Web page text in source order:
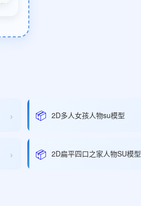
› 📦 2D多人女孩人物su模型
› 📦 2D扁平四口之家人物SU模型